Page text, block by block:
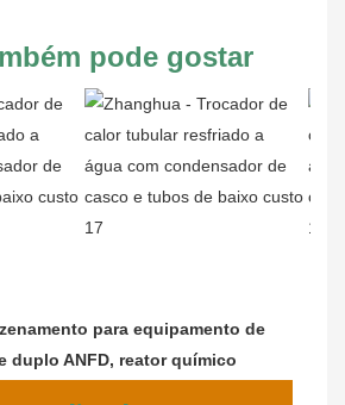
pode gostar
para equipamento de
duplo ANFD, reator químico